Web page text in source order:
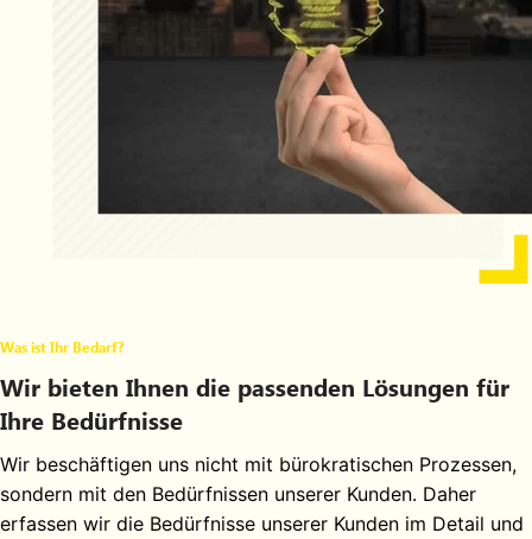
Was ist Ihr Bedarf?
Wir bieten Ihnen die passenden Lösungen für
Ihre Bedürfnisse
Wir beschäftigen uns nicht mit bürokratischen Prozessen,
sondern mit den Bedürfnissen unserer Kunden. Daher
erfassen wir die Bedürfnisse unserer Kunden im Detail und